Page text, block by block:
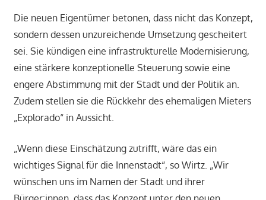
Die neuen Eigentümer betonen, dass nicht das Konzept,
sondern dessen unzureichende Umsetzung gescheitert
sei. Sie kündigen eine infrastrukturelle Modernisierung,
eine stärkere konzeptionelle Steuerung sowie eine
engere Abstimmung mit der Stadt und der Politik an.
Zudem stellen sie die Rückkehr des ehemaligen Mieters
„Explorado“ in Aussicht.
„Wenn diese Einschätzung zutrifft, wäre das ein
wichtiges Signal für die Innenstadt“, so Wirtz. „Wir
wünschen uns im Namen der Stadt und ihrer